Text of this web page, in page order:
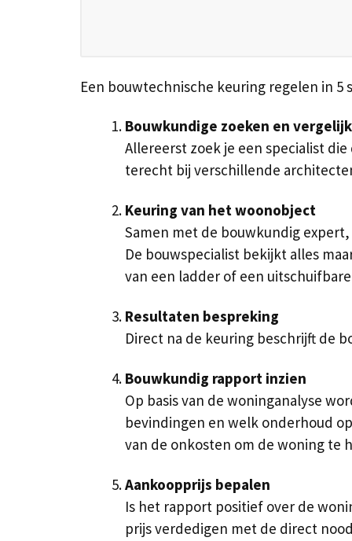
Een bouwtechnische keuring regelen in 5
Bouwkundige zoeken en
Allereerst zoek je een specialist
terecht bij verschillende
Keuring van het woonobject
Samen met de bouwkundig
De bouwspecialist bekijkt alles
van een ladder of een
Resultaten bespreking
Direct na de keuring beschrijft de
Bouwkundig rapport inzien
Op basis van de woninganalyse
bevindingen en welk onderhoud
van de onkosten om de woning te
Aankoopprijs bepalen
Is het rapport positief over de
prijs verdedigen met de direct